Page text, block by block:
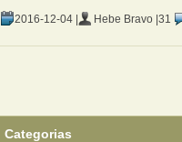
2016-12-04 | Hebe Bravo | 31
Categorias